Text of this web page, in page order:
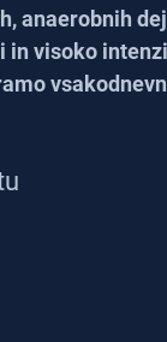
anaerobnih
visoko